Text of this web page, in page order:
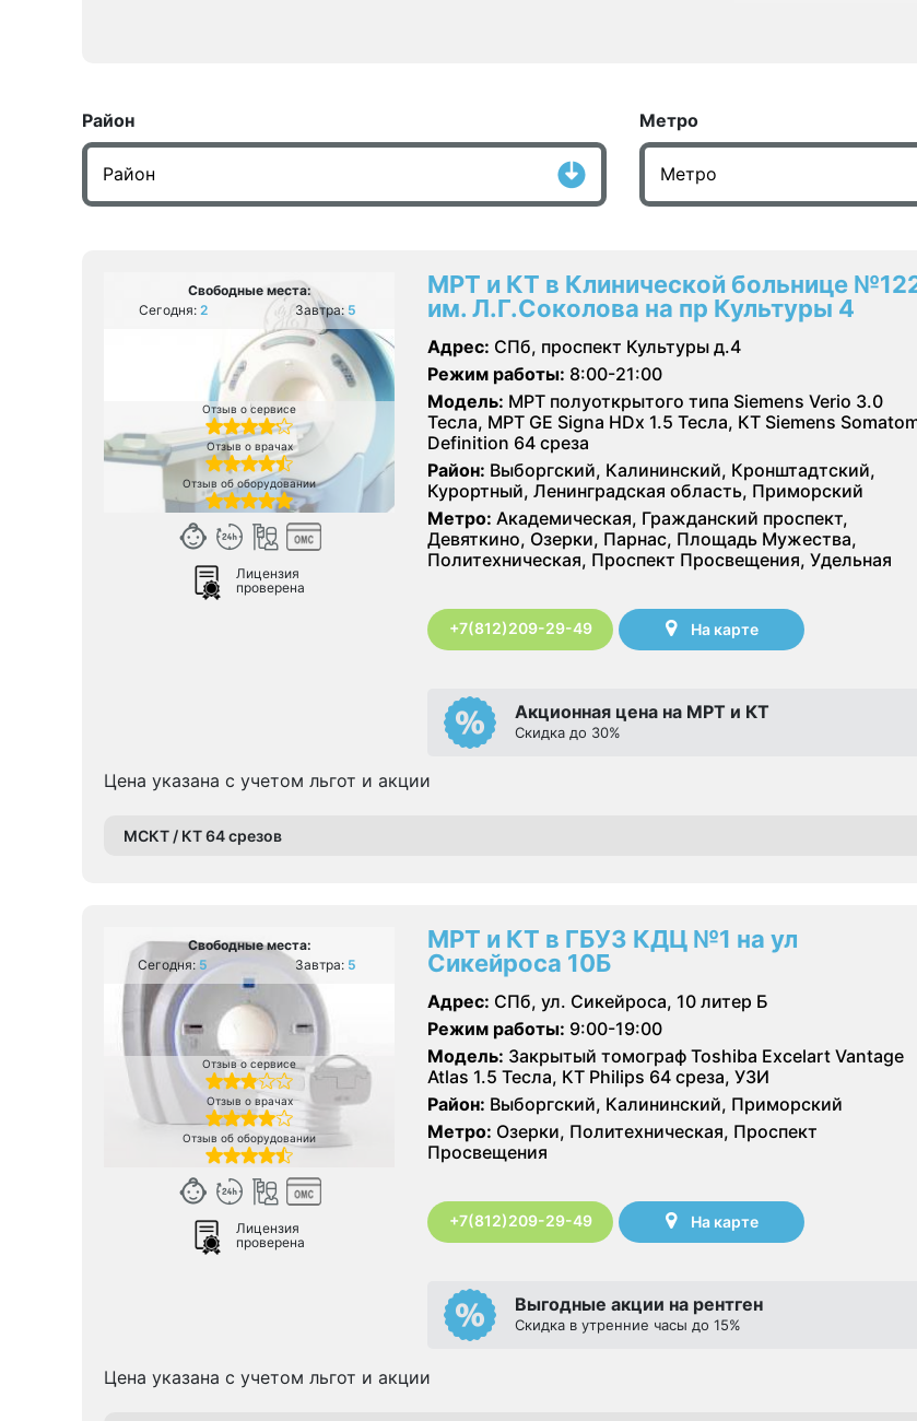
Район Метро
Свободные места:
Сегодня: 2 Завтра: 5
Отзыв о сервисе
Отзыв о врачах
Отзыв об оборудовании
Лицензия
проверена
МРТ и КТ в Клинической больнице
им. Л.Г.Соколова на пр Культуры 4
Адрес: СПб, проспект Культуры д.4
Режим работы: 8:00-21:00
Модель: МРТ полуоткрытого типа Siemens Verio 3.0
Тесла, МРТ GE Signa HDx 1.5 Тесла, КТ Siemens
Definition 64 среза
Район: Выборгский, Калининский, Кронштадтский,
Курортный, Ленинградская область, Приморский
Метро: Академическая, Гражданский проспект,
Девяткино, Озерки, Парнас, Площадь Мужества,
Политехническая, Проспект Просвещения, Удельная
+7(812)209-29-49 На карте
Акционная цена на МРТ и КТ
Скидка до 30%
Цена указана с учетом льгот и акции
МСКТ / КТ 64 срезов
Свободные места:
Сегодня: 5 Завтра: 5
Отзыв о сервисе
Отзыв о врачах
Отзыв об оборудовании
Лицензия
проверена
МРТ и КТ в ГБУЗ КДЦ №1 на ул
Сикейроса 10Б
Адрес: СПб, ул. Сикейроса, 10 литер Б
Режим работы: 9:00-19:00
Модель: Закрытый томограф Toshiba Excelart Vantage
Atlas 1.5 Тесла, КТ Philips 64 среза, УЗИ
Район: Выборгский, Калининский, Приморский
Метро: Озерки, Политехническая, Проспект
Просвещения
+7(812)209-29-49 На карте
Выгодные акции на рентген
Скидка в утренние часы до 15%
Цена указана с учетом льгот и акции